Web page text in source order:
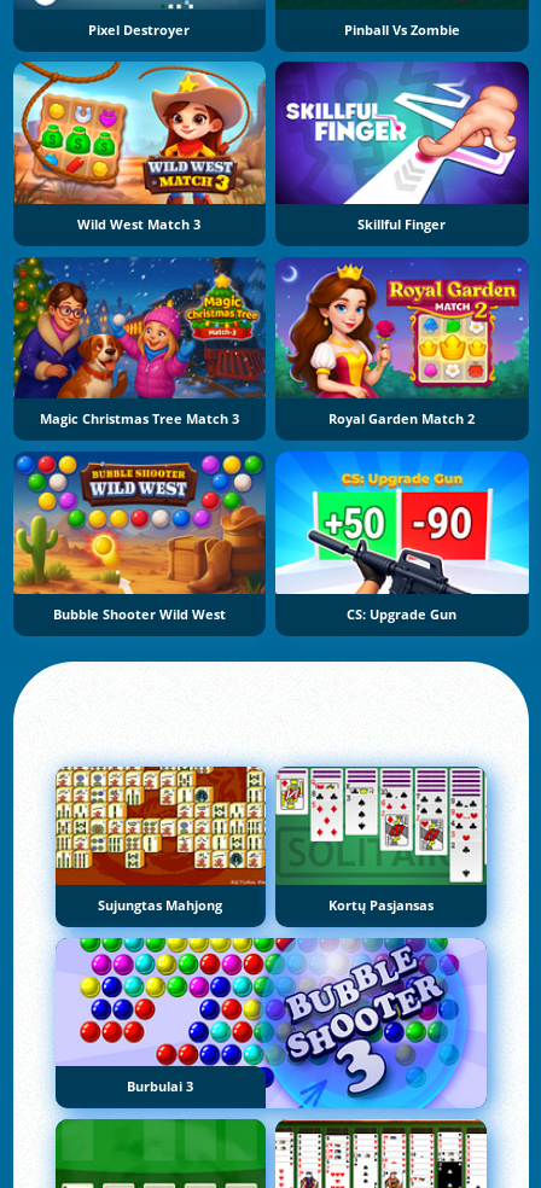
Pixel Destroyer Pinball Vs Zombie
Wild West Match 3 Skillful Finger
Magic Christmas Tree Match 3 Royal Garden Match 2
Bubble Shooter Wild West CS: Upgrade Gun
Sujungtas Mahjong Kortų Pasjansas
Burbulai 3